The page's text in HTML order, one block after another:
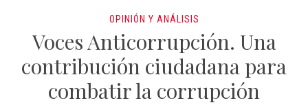
OPINIÓN Y ANÁLISIS
Voces Anticorrupción. Una
contribución ciudadana para
combatir la corrupción